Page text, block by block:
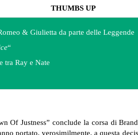
THUMBS UP
& Giulietta da parte delle Leggende
“
tra Ray e Nate
Of Justness” conclude la corsa di
portato, verosimilmente, a questa